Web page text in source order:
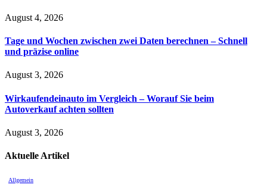
August 4, 2026
Tage und Wochen zwischen zwei Daten berechnen – Schnell
und präzise online
August 3, 2026
Wirkaufendeinauto im Vergleich – Worauf Sie beim
Autoverkauf achten sollten
August 3, 2026
Aktuelle Artikel
Allgemein